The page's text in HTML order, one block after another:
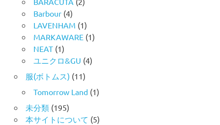
Barbour(4)
LAVENHAM (1)
MARKAWARE(1)
NEAT(1)
ユニクロ&GU (4)
服(ボトムス) (11)
Tomorrow Land(1)
未分類(195)
本サイトについて (5)